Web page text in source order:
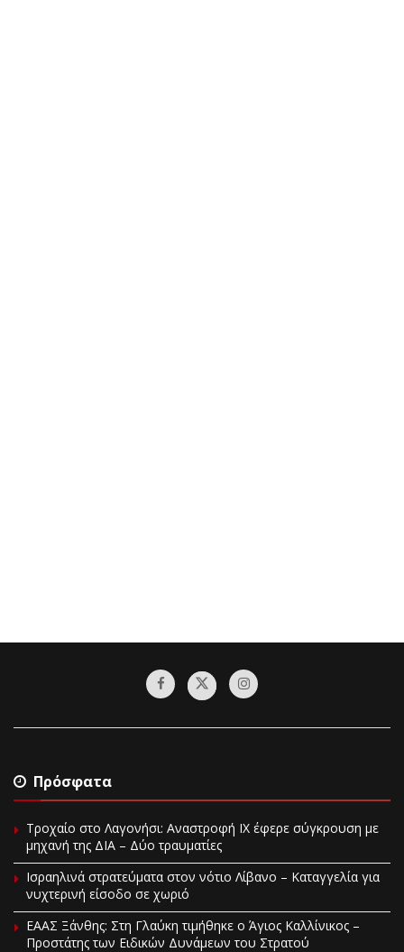
Πρόσφατα
Τροχαίο στο Λαγονήσι: Αναστροφή ΙΧ έφερε σύγκρουση με
μηχανή της ΔΙΑ – Δύο τραυματίες
Ισραηλινά στρατεύματα στον νότιο Λίβανο – Καταγγελία για
νυχτερινή είσοδο σε χωριό
EAAΣ Ξάνθης: Στη Γλαύκη τιμήθηκε ο Άγιος Καλλίνικος –
Προστάτης των Ειδικών Δυνάμεων του Στρατού